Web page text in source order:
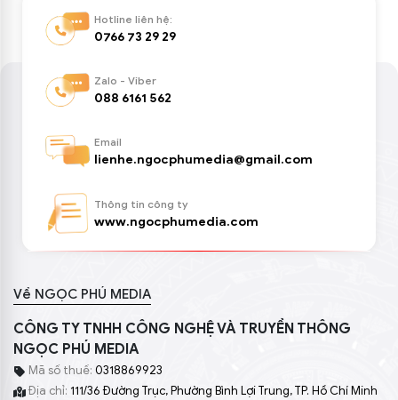
Hotline liên hệ:
0766 73 29 29
Zalo - Viber
088 6161 562
Email
lienhe.ngocphumedia@gmail.com
Thông tin công ty
www.ngocphumedia.com
Về NGỌC PHÚ MEDIA
CÔNG TY TNHH CÔNG NGHỆ VÀ TRUYỀN THÔNG
NGỌC PHÚ MEDIA
Mã số thuế: 0318869923
Địa chỉ: 111/36 Đường Trục, Phường Bình Lợi Trung, TP. Hồ Chí Minh